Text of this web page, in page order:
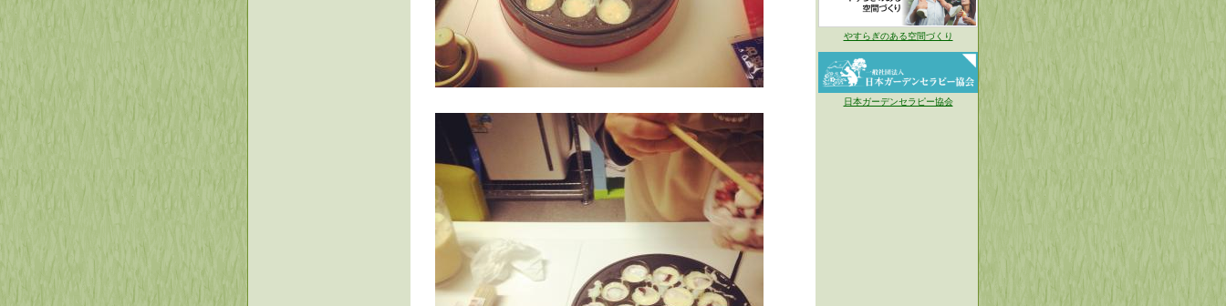
やすらぎのある空間づくり
日本ガーデンセラピー協会